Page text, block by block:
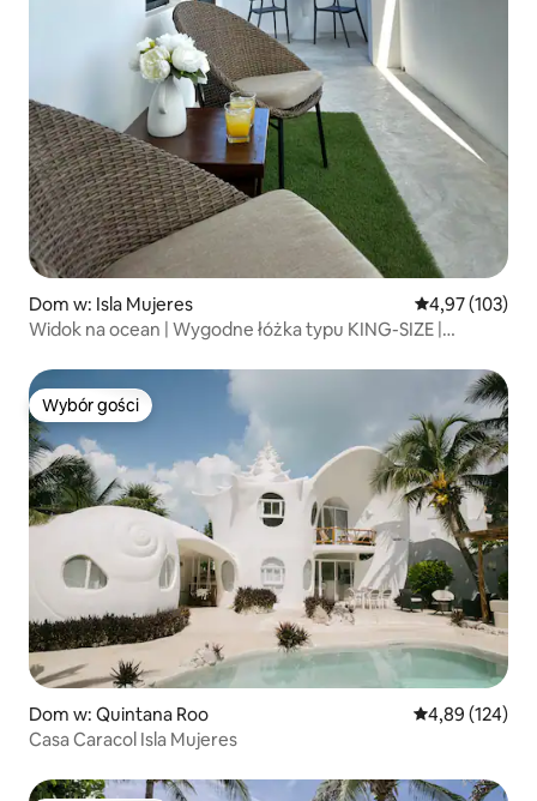
Dom w: Isla Mujeres Średnia
4,97 (103)
Widok na ocean | Wygodne łóżka typu KING-SIZE |
Wybór gości
Wybór gości
Dom w: Quintana Roo Średnia
4,89 (124)
Casa Caracol Isla Mujeres